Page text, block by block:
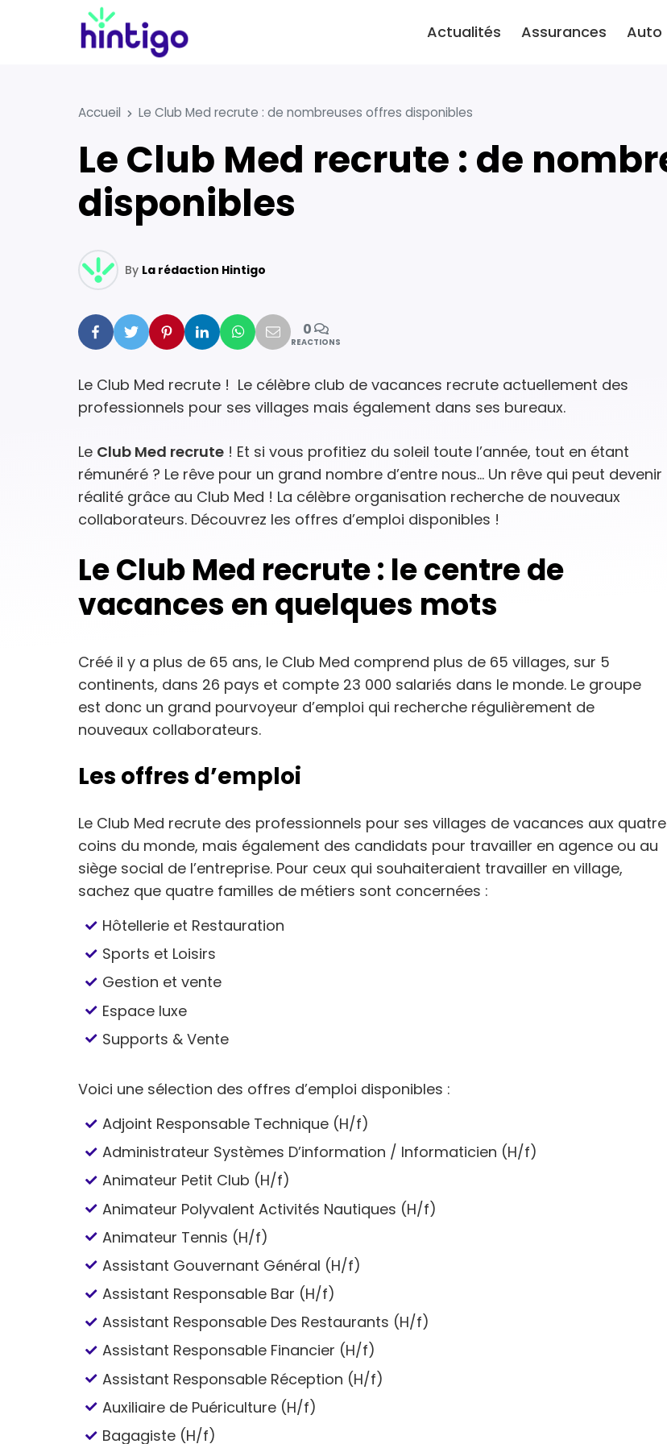
Actualités Assurances Auto
Accueil Le Club Med recrute : de nombreuses offres disponibles
Le Club Med recrute : de nombreuses offres
disponibles
By La rédaction Hintigo
Facebook
Twitter PinterestLinkedinWhatsapp
Mail0
REACTIONS
Le Club Med recrute ! Le célèbre club de vacances recrute actuellement des
professionnels pour ses villages mais également dans ses bureaux.
Le Club Med recrute ! Et si vous profitiez du soleil toute l’année, tout en étant
rémunéré ? Le rêve pour un grand nombre d’entre nous… Un rêve qui peut devenir
réalité grâce au Club Med ! La célèbre organisation recherche de nouveaux
collaborateurs. Découvrez les offres d’emploi disponibles !
Le Club Med recrute : le centre de
vacances en quelques mots
Créé il y a plus de 65 ans, le Club Med comprend plus de 65 villages, sur 5
continents, dans 26 pays et compte 23 000 salariés dans le monde. Le groupe
est donc un grand pourvoyeur d’emploi qui recherche régulièrement de
nouveaux collaborateurs.
Les offres d’emploi
Le Club Med recrute des professionnels pour ses villages de vacances aux quatre
coins du monde, mais également des candidats pour travailler en agence ou au
siège social de l’entreprise. Pour ceux qui souhaiteraient travailler en village,
sachez que quatre familles de métiers sont concernées :
Hôtellerie et Restauration
Sports et Loisirs
Gestion et vente
Espace luxe
Supports & Vente
Voici une sélection des offres d’emploi disponibles :
Adjoint Responsable Technique (H/f)
Administrateur Systèmes D’information / Informaticien (H/f)
Animateur Petit Club (H/f)
Animateur Polyvalent Activités Nautiques (H/f)
Animateur Tennis (H/f)
Assistant Gouvernant Général (H/f)
Assistant Responsable Bar (H/f)
Assistant Responsable Des Restaurants (H/f)
Assistant Responsable Financier (H/f)
Assistant Responsable Réception (H/f)
Auxiliaire de Puériculture (H/f)
Bagagiste (H/f)